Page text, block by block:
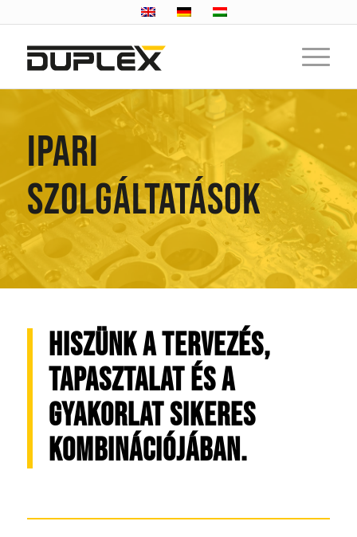
IPARI
SZOLGÁLTATÁSOK
HISZÜNK A TERVEZÉS,
TAPASZTALAT ÉS A
GYAKORLAT SIKERES
KOMBINÁCIÓJÁBAN.